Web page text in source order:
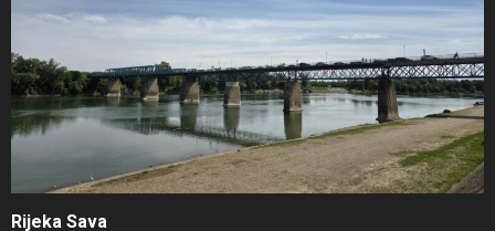
Rijeka Sava